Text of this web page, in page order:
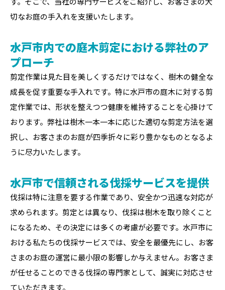
切なお庭の手入れを支援いたします。
水戸市内での庭木剪定における弊社のア
プローチ
剪定作業は見た目を美しくするだけではなく、樹木の健全な
成長を促す重要な手入れです。特に水戸市の庭木に対する剪
定作業では、形状を整えつつ健康を維持することを心掛けて
おります。弊社は樹木一本一本に応じた適切な剪定方法を選
択し、お客さまのお庭が四季折々に彩り豊かなものとなるよ
うに尽力いたします。
水戸市で信頼される伐採サービスを提供
伐採は特に注意を要する作業であり、安全かつ迅速な対応が
求められます。剪定とは異なり、伐採は樹木を取り除くこと
になるため、その決定には多くの考慮が必要です。水戸市に
おける私たちの伐採サービスでは、安全を最優先にし、お客
さまのお庭の運営に最小限の影響しか与えません。お客さま
が任せることのできる伐採の専門家として、誠実に対応させ
ていただきます。